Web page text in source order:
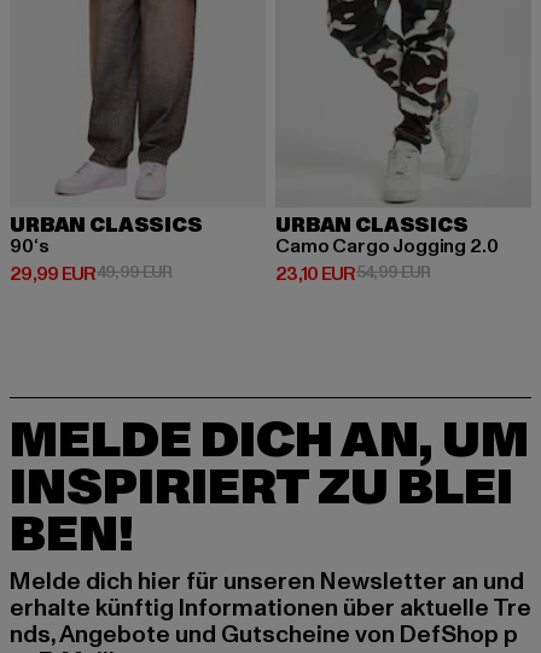
URBAN CLASSICS
90‘s
29,99 EUR
Derzeitiger Preis: 29,99 EUR
49,99 EURAktionspreis: 49,99 EUR
URBAN CLASSICS
Camo Cargo Jogging 2.0
23,10 EUR
Derzeitiger Preis: 23,10 EUR
54,99 EURAktionspreis:
MELDE DICH AN, UM
INSPIRIERT ZU BLEI
BEN!
Melde dich hier für unseren Newsletter an und
erhalte künftig Informationen über aktuelle Tre
nds, Angebote und Gutscheine von DefShop p